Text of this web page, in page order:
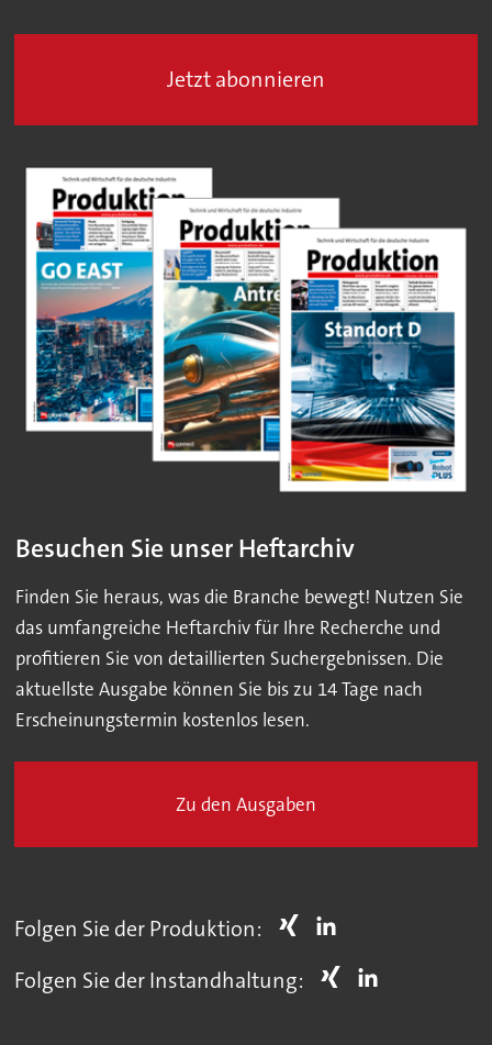
Jetzt abonnieren
Besuchen Sie unser Heftarchiv
Finden Sie heraus, was die Branche bewegt! Nutzen Sie
das umfangreiche Heftarchiv für Ihre Recherche und
profitieren Sie von detaillierten Suchergebnissen. Die
aktuellste Ausgabe können Sie bis zu 14 Tage nach
Erscheinungstermin kostenlos lesen.
Zu den Ausgaben
Folgen Sie der Produktion:
Folgen Sie der Instandhaltung: